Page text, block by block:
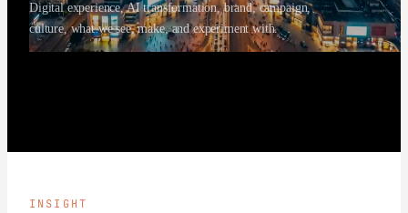
Digital experience, AI transformation, brand, campaign,
culture, what we see, make, and experiment with.
INSIGHT